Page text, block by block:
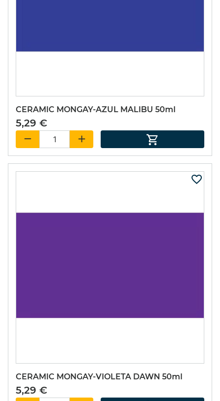
CERAMIC MONGAY-AZUL MALIBU 50ml
5,29 €
CERAMIC MONGAY-VIOLETA DAWN 50ml
5,29 €